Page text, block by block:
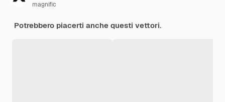
magnific
Potrebbero piacerti anche questi vettori.